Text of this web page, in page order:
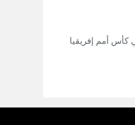
كأس أمم إفريقيا